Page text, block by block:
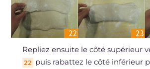
Repliez ensuite le côté supérieur
22 puis rabattez le côté inférieur